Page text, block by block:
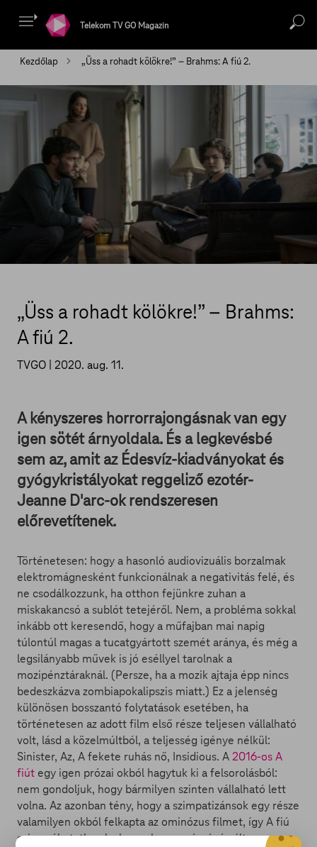
Telekom TV GO Magazin
Kezdőlap „Üss a rohadt kölökre!” – Brahms: A fiú 2.
„Üss a rohadt kölökre!” – Brahms:
A fiú 2.
TVGO | 2020. aug. 11.
A kényszeres horrorrajongásnak van egy
igen sötét árnyoldala. És a legkevésbé
sem az, amit az Édesvíz-kiadványokat és
gyógykristályokat reggeliző ezotér-
Jeanne D'arc-ok rendszeresen
előrevetítenek.
Történetesen: hogy a hasonló audiovizuális borzalmak
elektromágnesként funkcionálnak a negativitás felé, és
ne csodálkozzunk, ha otthon fejünkre zuhan a
miskakancsó a sublót tetejéről. Nem, a probléma sokkal
inkább ott keresendő, hogy a műfajban mai napig
túlontúl magas a tucatgyártott szemét aránya, és még a
legsilányabb művek is jó eséllyel tarolnak a
mozipénztáraknál. (Persze, ha a mozik ajtaja épp nincs
bedeszkázva zombiapokalipszis miatt.) Ez a jelenség
különösen bosszantó folytatások esetében, ha
történetesen az adott film első része teljesen vállalható
volt, lásd a közelmúltból, a teljesség igénye nélkül:
Sinister, Az, A fekete ruhás nő, Insidious. A 2016-os A
fiút egy igen prózai okból hagytuk ki a felsorolásból:
nem gondoljuk, hogy bármilyen szinten vállalható lett
volna. Az azonban tény, hogy a szimpatizánsok egy része
valamilyen okból felkapta az ominózus filmet, így A fiú
sajnos óhatatlanul a horrorkurzus részévé vált.